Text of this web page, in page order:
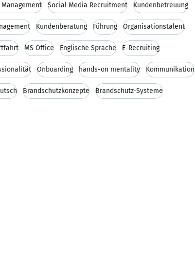
Social Media Recruitment Kundenbetreuung
Kundenberatung Führung Organisationstalent
MS Office Englische Sprache E-Recruiting
Onboarding hands-on mentality Kommunikation
Brandschutzkonzepte Brandschutz-Systeme